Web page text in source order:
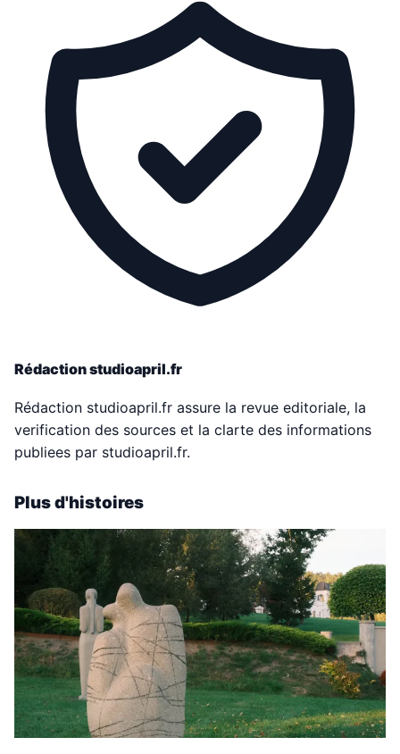
Rédaction studioapril.fr
Rédaction studioapril.fr assure la revue editoriale, la
verification des sources et la clarte des informations
publiees par studioapril.fr.
Plus d'histoires